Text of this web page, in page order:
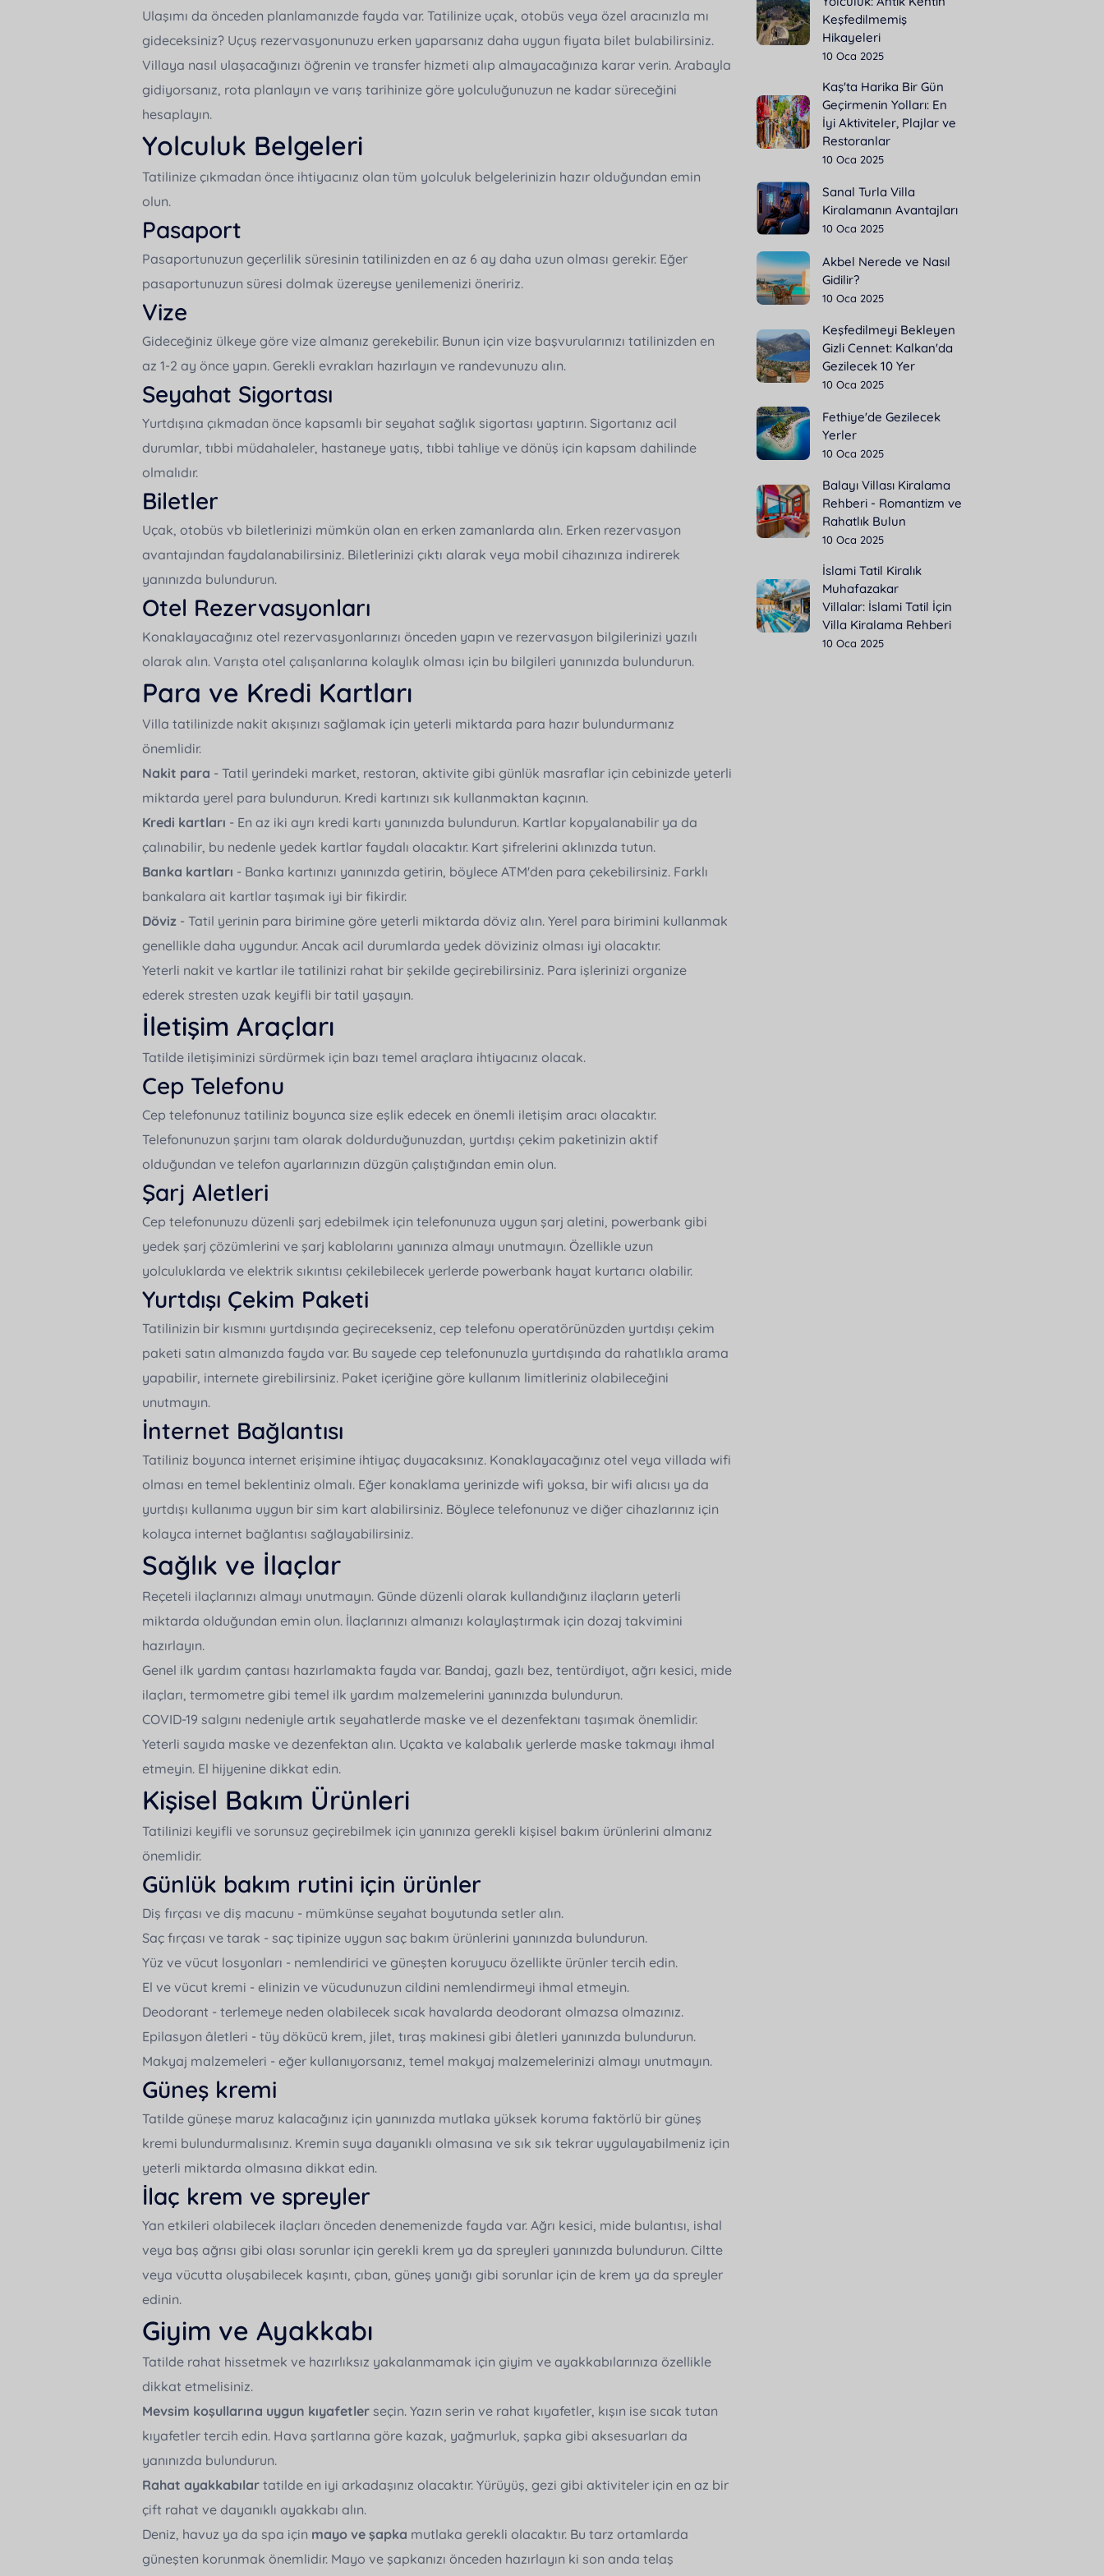
Deniz Manzaralı Villalar
Jakuzili Villalar
Isıtmalı Havuzlu Villalar
2026 Erken Rezervasyon Villaları
Çocuk Dostu Villalar
Nerede Tatil Özel Villaları
Popüler Villalar
Su Kaydıraklı Villalar
İndirimli Villalar
Kullanıcı Sözleşmesi
Mesafeli Satış Sözleşmesi
Kredi Kartı Komisyon Oranları
Villanı Kiraya Ver
Resmi Belgelerimiz
Rezervasyonlarım
Ulaşımı da önceden planlamanızde fayda var. Tatilinize uçak, otobüs veya özel aracınızla mı
gideceksiniz? Uçuş rezervasyonunuzu erken yaparsanız daha uygun fiyata bilet bulabilirsiniz.
Villaya nasıl ulaşacağınızı öğrenin ve transfer hizmeti alıp almayacağınıza karar verin. Arabayla
gidiyorsanız, rota planlayın ve varış tarihinize göre yolculuğunuzun ne kadar süreceğini
hesaplayın.
Yolculuk Belgeleri
Tatilinize çıkmadan önce ihtiyacınız olan tüm yolculuk belgelerinizin hazır olduğundan emin
olun.
Pasaport
Pasaportunuzun geçerlilik süresinin tatilinizden en az 6 ay daha uzun olması gerekir. Eğer
pasaportunuzun süresi dolmak üzereyse yenilemenizi öneririz.
Vize
Gideceğiniz ülkeye göre vize almanız gerekebilir. Bunun için vize başvurularınızı tatilinizden en
az 1-2 ay önce yapın. Gerekli evrakları hazırlayın ve randevunuzu alın.
Seyahat Sigortası
Yurtdışına çıkmadan önce kapsamlı bir seyahat sağlık sigortası yaptırın. Sigortanız acil
durumlar, tıbbi müdahaleler, hastaneye yatış, tıbbi tahliye ve dönüş için kapsam dahilinde
olmalıdır.
Biletler
Uçak, otobüs vb biletlerinizi mümkün olan en erken zamanlarda alın. Erken rezervasyon
avantajından faydalanabilirsiniz. Biletlerinizi çıktı alarak veya mobil cihazınıza indirerek
yanınızda bulundurun.
Otel Rezervasyonları
Konaklayacağınız otel rezervasyonlarınızı önceden yapın ve rezervasyon bilgilerinizi yazılı
olarak alın. Varışta otel çalışanlarına kolaylık olması için bu bilgileri yanınızda bulundurun.
Para ve Kredi Kartları
Villa tatilinizde nakit akışınızı sağlamak için yeterli miktarda para hazır bulundurmanız
önemlidir.
Nakit para - Tatil yerindeki market, restoran, aktivite gibi günlük masraflar için cebinizde yeterli
miktarda yerel para bulundurun. Kredi kartınızı sık kullanmaktan kaçının.
Kredi kartları - En az iki ayrı kredi kartı yanınızda bulundurun. Kartlar kopyalanabilir ya da
çalınabilir, bu nedenle yedek kartlar faydalı olacaktır. Kart şifrelerini aklınızda tutun.
Banka kartları - Banka kartınızı yanınızda getirin, böylece ATM'den para çekebilirsiniz. Farklı
bankalara ait kartlar taşımak iyi bir fikirdir.
Döviz- Tatil yerinin para birimine göre yeterli miktarda döviz alın. Yerel para birimini kullanmak
genellikle daha uygundur. Ancak acil durumlarda yedek döviziniz olması iyi olacaktır.
Yeterli nakit ve kartlar ile tatilinizi rahat bir şekilde geçirebilirsiniz. Para işlerinizi organize
ederek stresten uzak keyifli bir tatil yaşayın.
İletişim Araçları
Tatilde iletişiminizi sürdürmek için bazı temel araçlara ihtiyacınız olacak.
Cep Telefonu
Cep telefonunuz tatiliniz boyunca size eşlik edecek en önemli iletişim aracı olacaktır.
Telefonunuzun şarjını tam olarak doldurduğunuzdan, yurtdışı çekim paketinizin aktif
olduğundan ve telefon ayarlarınızın düzgün çalıştığından emin olun.
Şarj Aletleri
Cep telefonunuzu düzenli şarj edebilmek için telefonunuza uygun şarj aletini, powerbank gibi
yedek şarj çözümlerini ve şarj kablolarını yanınıza almayı unutmayın. Özellikle uzun
yolculuklarda ve elektrik sıkıntısı çekilebilecek yerlerde powerbank hayat kurtarıcı olabilir.
Yurtdışı Çekim Paketi
Tatilinizin bir kısmını yurtdışında geçirecekseniz, cep telefonu operatörünüzden yurtdışı çekim
paketi satın almanızda fayda var. Bu sayede cep telefonunuzla yurtdışında da rahatlıkla arama
yapabilir, internete girebilirsiniz. Paket içeriğine göre kullanım limitleriniz olabileceğini
unutmayın.
İnternet Bağlantısı
Tatiliniz boyunca internet erişimine ihtiyaç duyacaksınız. Konaklayacağınız otel veya villada wifi
olması en temel beklentiniz olmalı. Eğer konaklama yerinizde wifi yoksa, bir wifi alıcısı ya da
yurtdışı kullanıma uygun bir sim kart alabilirsiniz. Böylece telefonunuz ve diğer cihazlarınız için
kolayca internet bağlantısı sağlayabilirsiniz.
Sağlık ve İlaçlar
Reçeteli ilaçlarınızı almayı unutmayın. Günde düzenli olarak kullandığınız ilaçların yeterli
miktarda olduğundan emin olun. İlaçlarınızı almanızı kolaylaştırmak için dozaj takvimini
hazırlayın.
Genel ilk yardım çantası hazırlamakta fayda var. Bandaj, gazlı bez, tentürdiyot, ağrı kesici, mide
ilaçları, termometre gibi temel ilk yardım malzemelerini yanınızda bulundurun.
COVID-19 salgını nedeniyle artık seyahatlerde maske ve el dezenfektanı taşımak önemlidir.
Yeterli sayıda maske ve dezenfektan alın. Uçakta ve kalabalık yerlerde maske takmayı ihmal
etmeyin. El hijyenine dikkat edin.
Kişisel Bakım Ürünleri
Tatilinizi keyifli ve sorunsuz geçirebilmek için yanınıza gerekli kişisel bakım ürünlerini almanız
önemlidir.
Günlük bakım rutini için ürünler
Diş fırçası ve diş macunu - mümkünse seyahat boyutunda setler alın.
Saç fırçası ve tarak - saç tipinize uygun saç bakım ürünlerini yanınızda bulundurun.
Yüz ve vücut losyonları - nemlendirici ve güneşten koruyucu özellikte ürünler tercih edin.
El ve vücut kremi - elinizin ve vücudunuzun cildini nemlendirmeyi ihmal etmeyin.
Deodorant - terlemeye neden olabilecek sıcak havalarda deodorant olmazsa olmazınız.
Epilasyon âletleri - tüy dökücü krem, jilet, tıraş makinesi gibi âletleri yanınızda bulundurun.
Makyaj malzemeleri - eğer kullanıyorsanız, temel makyaj malzemelerinizi almayı unutmayın.
Güneş kremi
Tatilde güneşe maruz kalacağınız için yanınızda mutlaka yüksek koruma faktörlü bir güneş
kremi bulundurmalısınız. Kremin suya dayanıklı olmasına ve sık sık tekrar uygulayabilmeniz için
yeterli miktarda olmasına dikkat edin.
İlaç krem ve spreyler
Yan etkileri olabilecek ilaçları önceden denemenizde fayda var. Ağrı kesici, mide bulantısı, ishal
veya baş ağrısı gibi olası sorunlar için gerekli krem ya da spreyleri yanınızda bulundurun. Ciltte
veya vücutta oluşabilecek kaşıntı, çıban, güneş yanığı gibi sorunlar için de krem ya da spreyler
edinin.
Giyim ve Ayakkabı
Tatilde rahat hissetmek ve hazırlıksız yakalanmamak için giyim ve ayakkabılarınıza özellikle
dikkat etmelisiniz.
Mevsim koşullarına uygun kıyafetlerseçin. Yazın serin ve rahat kıyafetler, kışın ise sıcak tutan
kıyafetler tercih edin. Hava şartlarına göre kazak, yağmurluk, şapka gibi aksesuarları da
yanınızda bulundurun.
Rahat ayakkabılartatilde en iyi arkadaşınız olacaktır. Yürüyüş, gezi gibi aktiviteler için en az bir
çift rahat ve dayanıklı ayakkabı alın.
Deniz, havuz ya da spa için mayo ve şapka mutlaka gerekli olacaktır. Bu tarz ortamlarda
güneşten korunmak önemlidir. Mayo ve şapkanızı önceden hazırlayın ki son anda telaş
Keşfedilmemiş
Hikayeleri
10 Oca 2025
Kaş'ta Harika Bir Gün
Geçirmenin Yolları: En
İyi Aktiviteler, Plajlar ve
Restoranlar
10 Oca 2025
Sanal Turla Villa
Kiralamanın Avantajları
10 Oca 2025
Akbel Nerede ve Nasıl
Gidilir?
10 Oca 2025
Keşfedilmeyi Bekleyen
Gizli Cennet: Kalkan'da
Gezilecek 10 Yer
10 Oca 2025
Fethiye'de Gezilecek
Yerler
10 Oca 2025
Balayı Villası Kiralama
Rehberi - Romantizm ve
Rahatlık Bulun
10 Oca 2025
İslami Tatil Kiralık
Muhafazakar
Villalar: İslami Tatil İçin
Villa Kiralama Rehberi
10 Oca 2025